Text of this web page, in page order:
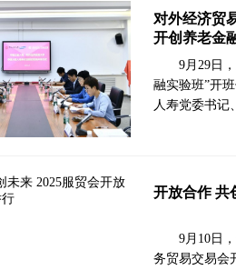
对外经济贸
开创养老金
9月29日
融实验班”开
人寿党委书
开放合作 共
9月10日
务贸易交易会